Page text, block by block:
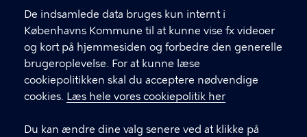
De indsamlede data bruges kun internt i
Københavns Kommune til at kunne vise fx videoer
og kort på hjemmesiden og forbedre den generelle
brugeroplevelse. For at kunne læse
cookiepolitikken skal du acceptere nødvendige
cookies. Læs hele vores cookiepolitik her
Du kan ændre dine valg senere ved at klikke på
fFind andre kontakter her
CVR-nummer64942212
GENVEJE
Digital Post